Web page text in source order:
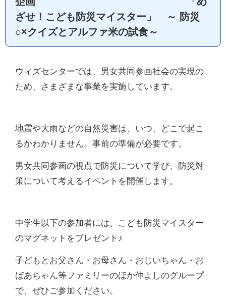
ざせ！こども防災マイスター」 ～ 防災
○×クイズとアルファ米の試食～
ウィズセンターでは、男女共同参画社会の実現の
ため、さまざまな事業を実施しています。
地震や大雨などの自然災害は、いつ、どこで起こ
るかわかりません。事前の準備が必要です。
男女共同参画の視点で防災について学び、防災対
策について考えるイベントを開催します。
中学生以下の参加者には、こども防災マイスター
のマグネットをプレゼント♪
子どもとお父さん・お母さん・おじいちゃん・お
ばあちゃん等ファミリーのほか仲よしのグループ
で、ぜひご参加ください。